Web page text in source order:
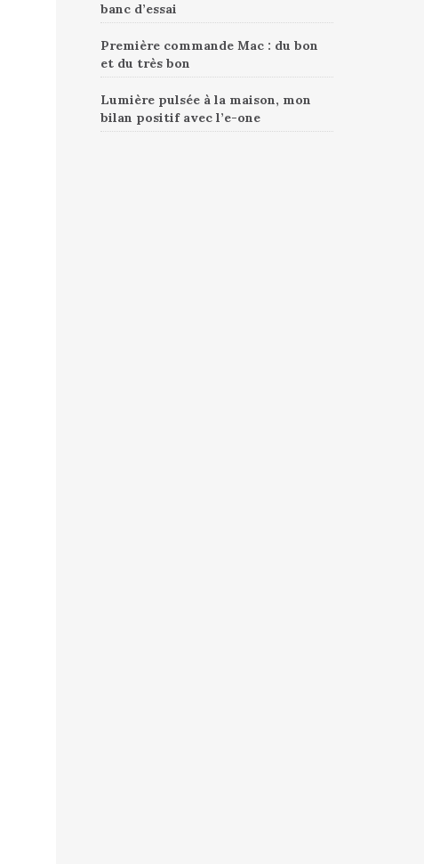
banc d’essai
Première commande Mac : du bon
et du très bon
Lumière pulsée à la maison, mon
bilan positif avec l’e-one